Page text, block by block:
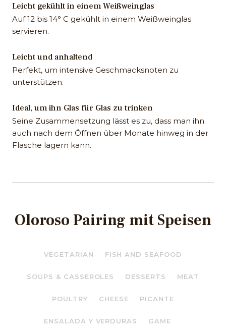
Leicht gekühlt in einem Weißweinglas
Auf 12 bis 14° C gekühlt in einem Weißweinglas
servieren.
Leicht und anhaltend
Perfekt, um intensive Geschmacksnoten zu
unterstützen.
Ideal, um ihn Glas für Glas zu trinken
Seine Zusammensetzung lässt es zu, dass man ihn
auch nach dem Öffnen über Monate hinweg in der
Flasche lagern kann.
Oloroso Pairing mit Speisen
VEGETARIAN FISH AND SEAFOOD
SOUPS & CASSEROLES DESSERTS MEAT
POULTRY CHEESE PICANTE
ENSALADA Y VERDURAS GAME